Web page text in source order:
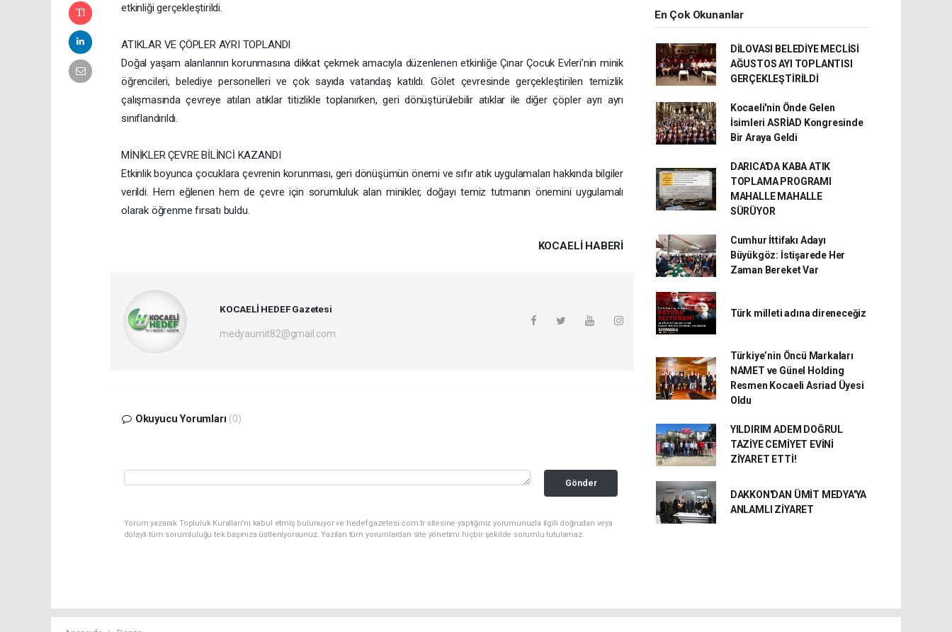
etkinliği gerçekleştirildi.
ATIKLAR VE ÇÖPLER AYRI TOPLANDI
Doğal yaşam alanlarının korunmasına dikkat çekmek amacıyla düzenlenen etkinliğe Çınar Çocuk Evleri’nin minik
öğrencileri, belediye personelleri ve çok sayıda vatandaş katıldı. Gölet çevresinde gerçekleştirilen temizlik
çalışmasında çevreye atılan atıklar titizlikle toplanırken, geri dönüştürülebilir atıklar ile diğer çöpler ayrı ayrı
sınıflandırıldı.
MİNİKLER ÇEVRE BİLİNCİ KAZANDI
Etkinlik boyunca çocuklara çevrenin korunması, geri dönüşümün önemi ve sıfır atık uygulamaları hakkında bilgiler
verildi. Hem eğlenen hem de çevre için sorumluluk alan minikler, doğayı temiz tutmanın önemini uygulamalı
olarak öğrenme fırsatı buldu.
KOCAELI HABERİ
KOCAELİ HEDEF Gazetesi
medyaumit82@gmail.com
Okuyucu Yorumları (0)
Gönder
Yorum yazarak Topluluk Kuralları’nı kabul etmiş bulunuyor ve hedefgazetesi.com.tr sitesine yaptığınız yorumunuzla ilgili doğrudan veya
dolaylı tüm sorumluluğu tek başınıza üstleniyorsunuz. Yazılan tüm yorumlardan site yönetimi hiçbir şekilde sorumlu tutulamaz.
En Çok Okunanlar
DİLOVASI BELEDİYE MECLİSİ
AĞUSTOS AYI TOPLANTISI
GERÇEKLEŞTİRİLDİ
Kocaeli'nin Önde Gelen
İsimleri ASRİAD Kongresinde
Bir Araya Geldi
DARICA'DA KABA ATIK
TOPLAMA PROGRAMI
MAHALLE MAHALLE
SÜRÜYOR
Cumhur İttifakı Adayı
Büyükgöz: İstişarede Her
Zaman Bereket Var
Türk milleti adına direneceğiz
Türkiye’nin Öncü Markaları
NAMET ve Günel Holding
Resmen Kocaeli Asriad Üyesi
Oldu
YILDIRIM ADEM DOĞRUL
TAZİYE CEMİYET EVİNİ
ZİYARET ETTİ!
DAKKON'DAN ÜMİT MEDYA'YA
ANLAMLI ZİYARET